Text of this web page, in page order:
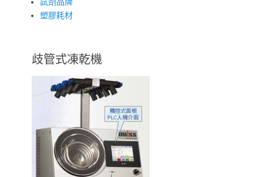
試劑品牌
塑膠耗材
歧管式凍乾機